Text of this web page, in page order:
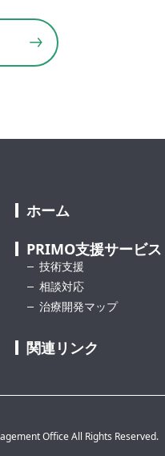
ホーム
PRIMO支援サービス
技術支援
相談対応
治療開発マップ
関連リンク
Office All Rights Reserved.